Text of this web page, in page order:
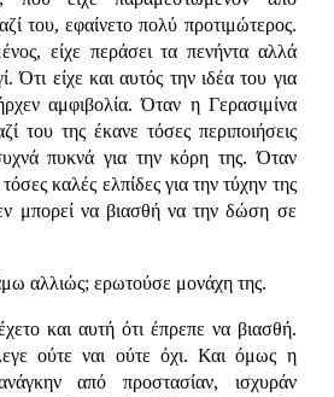
του, εφαίνετο πολύ προτιμώτερος.
είχε περάσει τα πενήντα αλλά
Ότι είχε και αυτός την ιδέα του για
αμφιβολία. Όταν η Γερασιμίνα
του της έκανε τόσες περιποιήσεις
πυκνά για την κόρη της. Όταν
καλές ελπίδες για την τύχην της
μπορεί να βιασθή να την δώση σε
αλλιώς; ερωτούσε μονάχη της.
και αυτή ότι έπρεπε να βιασθή.
ούτε ναι ούτε όχι. Και όμως η
από προστασίαν, ισχυράν